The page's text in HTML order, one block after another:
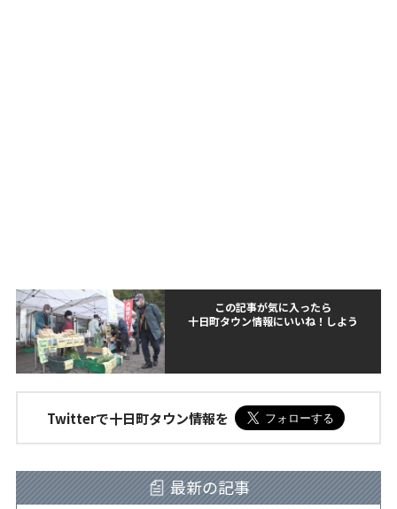
この記事が気に入ったら
十日町タウン情報にいいね！しよう
Twitterで十日町タウン情報を
最新の記事